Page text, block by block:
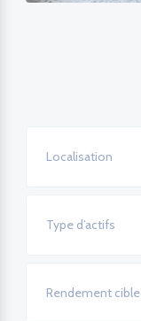
Localisation
Type d’actifs
Rendement